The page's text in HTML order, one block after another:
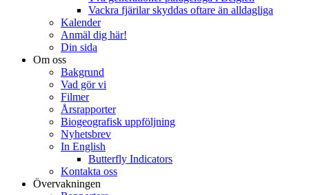
Vackra fjärilar skyddas oftare än alldagliga
Kalender
Anmäl dig här!
Din sida
Om oss
Bakgrund
Vad gör vi
Filmer
Årsrapporter
Biogeografisk uppföljning
Nyhetsbrev
In English
Butterfly Indicators
Kontakta oss
Övervakningen